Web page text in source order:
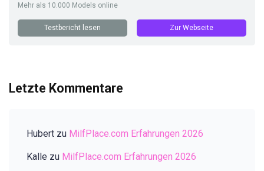
Mehr als 10.000 Models online
Testbericht lesen Zur Webseite
Letzte Kommentare
Hubert zu MilfPlace.com Erfahrungen 2026
Kalle zu MilfPlace.com Erfahrungen 2026